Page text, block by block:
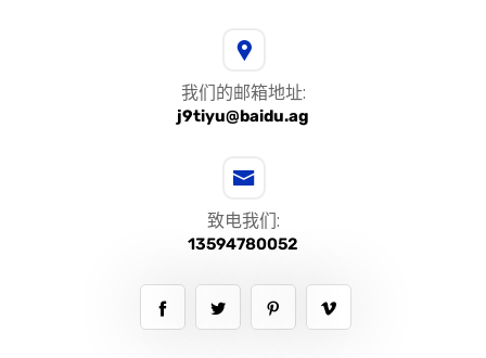
我们的邮箱地址:
j9tiyu@baidu.ag
致电我们:
13594780052